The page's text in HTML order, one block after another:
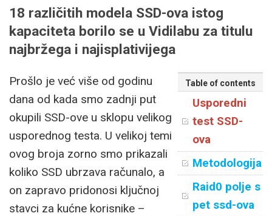
18 različitih modela SSD-ova istog
kapaciteta borilo se u Vidilabu za titulu
najbržega i najisplativijega
Table of contents
Usporedni
test SSD-
ova
Metodologija
Raid0 polje s
pet ssd-ova
Prošlo je već više od godinu
dana od kada smo zadnji put
okupili SSD-ove u sklopu velikog
usporednog testa. U velikoj temi
ovog broja zorno smo prikazali
koliko SSD ubrzava računalo, a
on zapravo pridonosi ključnoj
stavci za kućne korisnike –